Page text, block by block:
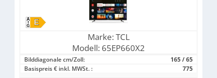
Marke: TCL
Modell: 65EP660X2
Bilddiagonale cm/Zoll:
165 / 65
Basispreis € inkl. MWSt. :
775